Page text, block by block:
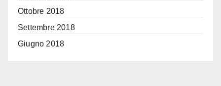
Ottobre 2018
Settembre 2018
Giugno 2018